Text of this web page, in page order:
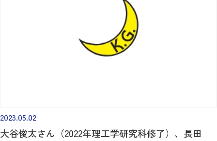
2023.05.02
大谷俊太さん（2022年理工学研究科修了）、長田